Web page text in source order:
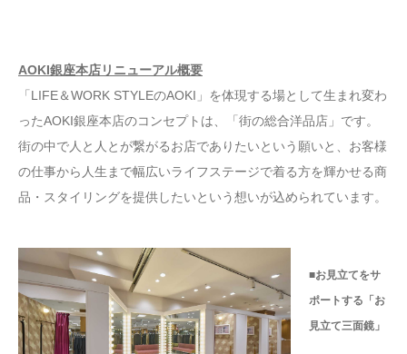
AOKI銀座本店リニューアル概要
「LIFE＆WORK STYLEのAOKI」を体現する場として生まれ変わ
ったAOKI銀座本店のコンセプトは、「街の総合洋品店」です。
街の中で人と人とが繋がるお店でありたいという願いと、お客様
の仕事から人生まで幅広いライフステージで着る方を輝かせる商
品・スタイリングを提供したいという想いが込められています。
■お見立てをサ
ポートする「お
見立て三面鏡」